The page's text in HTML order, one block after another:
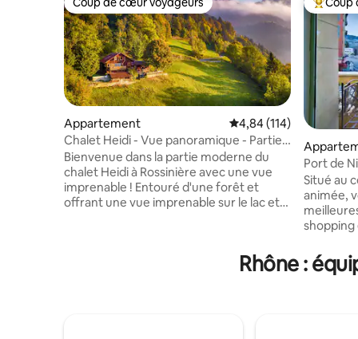
Coup de cœur voyageurs
Appartement Évaluation moyenne
4,84 (114)
Chalet Heidi - Vue panoramique - Partie
moderne
Bienvenue dans la partie moderne du
chalet Heidi à Rossinière avec une vue
imprenable ! Entouré d'une forêt et
offrant une vue imprenable sur le lac et
authentiques proches de la nature, à
Coups
Port de
Situé au
animée,
mélange
confort.
Rhône :